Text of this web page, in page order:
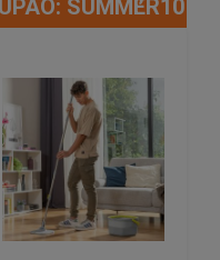
SUMMER10